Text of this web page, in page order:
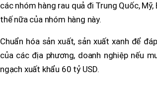
các nhóm hàng rau quả đi Trung Quốc,
thế nữa của nhóm hàng này.
Chuẩn hóa sản xuất, sản xuất xanh để
của các địa phương, doanh nghiệp nếu
ngạch xuất khẩu 60 tỷ USD.